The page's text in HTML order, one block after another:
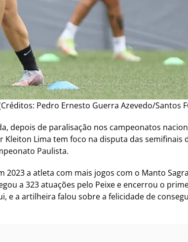
Pedro Ernesto Guerra Azevedo/Santos
depois de paralisação nos campeonatos
Lima tem foco na disputa das semifinais
Paulista.
a atleta com mais jogos com o Manto
a 323 atuações pelo Peixe e encerrou o
e a artilheira falou sobre a felicidade de